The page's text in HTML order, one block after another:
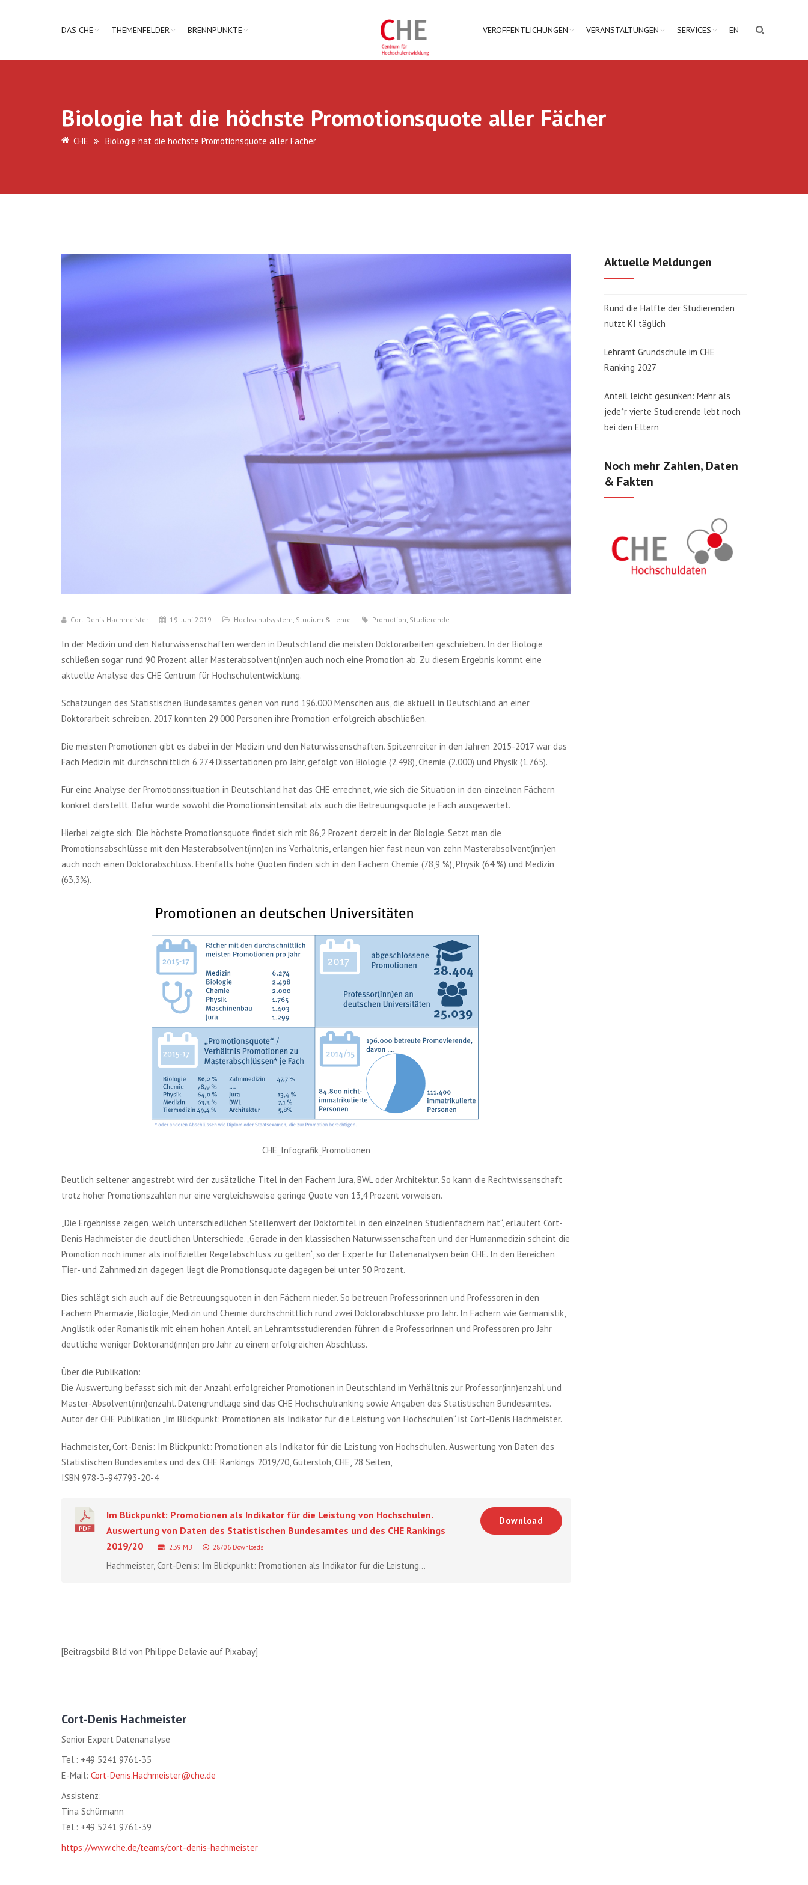
DAS CHE THEMENFELDER BRENNPUNKTE VERÖFFENTLICHUNGEN VERANSTALTUNGEN SERVICES EN
Biologie hat die höchste Promotionsquote aller Fächer
CHE Biologie hat die höchste Promotionsquote aller Fächer
Cort-Denis Hachmeister 19. Juni 2019 Hochschulsystem, Studium & Lehre Promotion, Studierende
In der Medizin und den Naturwissenschaften werden in Deutschland die meisten Doktorarbeiten geschrieben. In der Biologie
schließen sogar rund 90 Prozent aller Masterabsolvent(inn)en auch noch eine Promotion ab. Zu diesem Ergebnis kommt eine
aktuelle Analyse des CHE Centrum für Hochschulentwicklung.
Schätzungen des Statistischen Bundesamtes gehen von rund 196.000 Menschen aus, die aktuell in Deutschland an einer
Doktorarbeit schreiben. 2017 konnten 29.000 Personen ihre Promotion erfolgreich abschließen.
Die meisten Promotionen gibt es dabei in der Medizin und den Naturwissenschaften. Spitzenreiter in den Jahren 2015-2017 war das
Fach Medizin mit durchschnittlich 6.274 Dissertationen pro Jahr, gefolgt von Biologie (2.498), Chemie (2.000) und Physik (1.765).
Für eine Analyse der Promotionssituation in Deutschland hat das CHE errechnet, wie sich die Situation in den einzelnen Fächern
konkret darstellt. Dafür wurde sowohl die Promotionsintensität als auch die Betreuungsquote je Fach ausgewertet.
Hierbei zeigte sich: Die höchste Promotionsquote findet sich mit 86,2 Prozent derzeit in der Biologie. Setzt man die
Promotionsabschlüsse mit den Masterabsolvent(inn)en ins Verhältnis, erlangen hier fast neun von zehn Masterabsolvent(inn)en
auch noch einen Doktorabschluss. Ebenfalls hohe Quoten finden sich in den Fächern Chemie (78,9 %), Physik (64 %) und Medizin
(63,3%).
CHE_Infografik_Promotionen
Deutlich seltener angestrebt wird der zusätzliche Titel in den Fächern Jura, BWL oder Architektur. So kann die Rechtwissenschaft
trotz hoher Promotionszahlen nur eine vergleichsweise geringe Quote von 13,4 Prozent vorweisen.
„Die Ergebnisse zeigen, welch unterschiedlichen Stellenwert der Doktortitel in den einzelnen Studienfächern hat“, erläutert Cort-
Denis Hachmeister die deutlichen Unterschiede. „Gerade in den klassischen Naturwissenschaften und der Humanmedizin scheint die
Promotion noch immer als inoffizieller Regelabschluss zu gelten“, so der Experte für Datenanalysen beim CHE. In den Bereichen
Tier- und Zahnmedizin dagegen liegt die Promotionsquote dagegen bei unter 50 Prozent.
Dies schlägt sich auch auf die Betreuungsquoten in den Fächern nieder. So betreuen Professorinnen und Professoren in den
Fächern Pharmazie, Biologie, Medizin und Chemie durchschnittlich rund zwei Doktorabschlüsse pro Jahr. In Fächern wie Germanistik,
Anglistik oder Romanistik mit einem hohen Anteil an Lehramtsstudierenden führen die Professorinnen und Professoren pro Jahr
deutliche weniger Doktorand(inn)en pro Jahr zu einem erfolgreichen Abschluss.
Über die Publikation:
Die Auswertung befasst sich mit der Anzahl erfolgreicher Promotionen in Deutschland im Verhältnis zur Professor(inn)enzahl und
Master-Absolvent(inn)enzahl. Datengrundlage sind das CHE Hochschulranking sowie Angaben des Statistischen Bundesamtes.
Autor der CHE Publikation „Im Blickpunkt: Promotionen als Indikator für die Leistung von Hochschulen“ ist Cort-Denis Hachmeister.
Hachmeister, Cort-Denis: Im Blickpunkt: Promotionen als Indikator für die Leistung von Hochschulen. Auswertung von Daten des
Statistischen Bundesamtes und des CHE Rankings 2019/20, Gütersloh, CHE, 28 Seiten,
ISBN 978-3-947793-20-4
Im Blickpunkt: Promotionen als Indikator für die Leistung von Hochschulen.
Auswertung von Daten des Statistischen Bundesamtes und des CHE Rankings
2019/20
2.39 MB 28706 Downloads
Hachmeister, Cort-Denis: Im Blickpunkt: Promotionen als Indikator für die Leistung...
Download
[Beitragsbild Bild von Philippe Delavie auf Pixabay]
Cort-Denis Hachmeister
Senior Expert Datenanalyse
Tel.: +49 5241 9761-35
E-Mail: Cort-Denis.Hachmeister@che.de
Assistenz:
Tina Schürmann
Tel.: +49 5241 9761-39
https://www.che.de/teams/cort-denis-hachmeister
Aktuelle Meldungen
Rund die Hälfte der Studierenden
nutzt KI täglich
Lehramt Grundschule im CHE
Ranking 2027
Anteil leicht gesunken: Mehr als
jede*r vierte Studierende lebt noch
bei den Eltern
Noch mehr Zahlen, Daten
& Fakten